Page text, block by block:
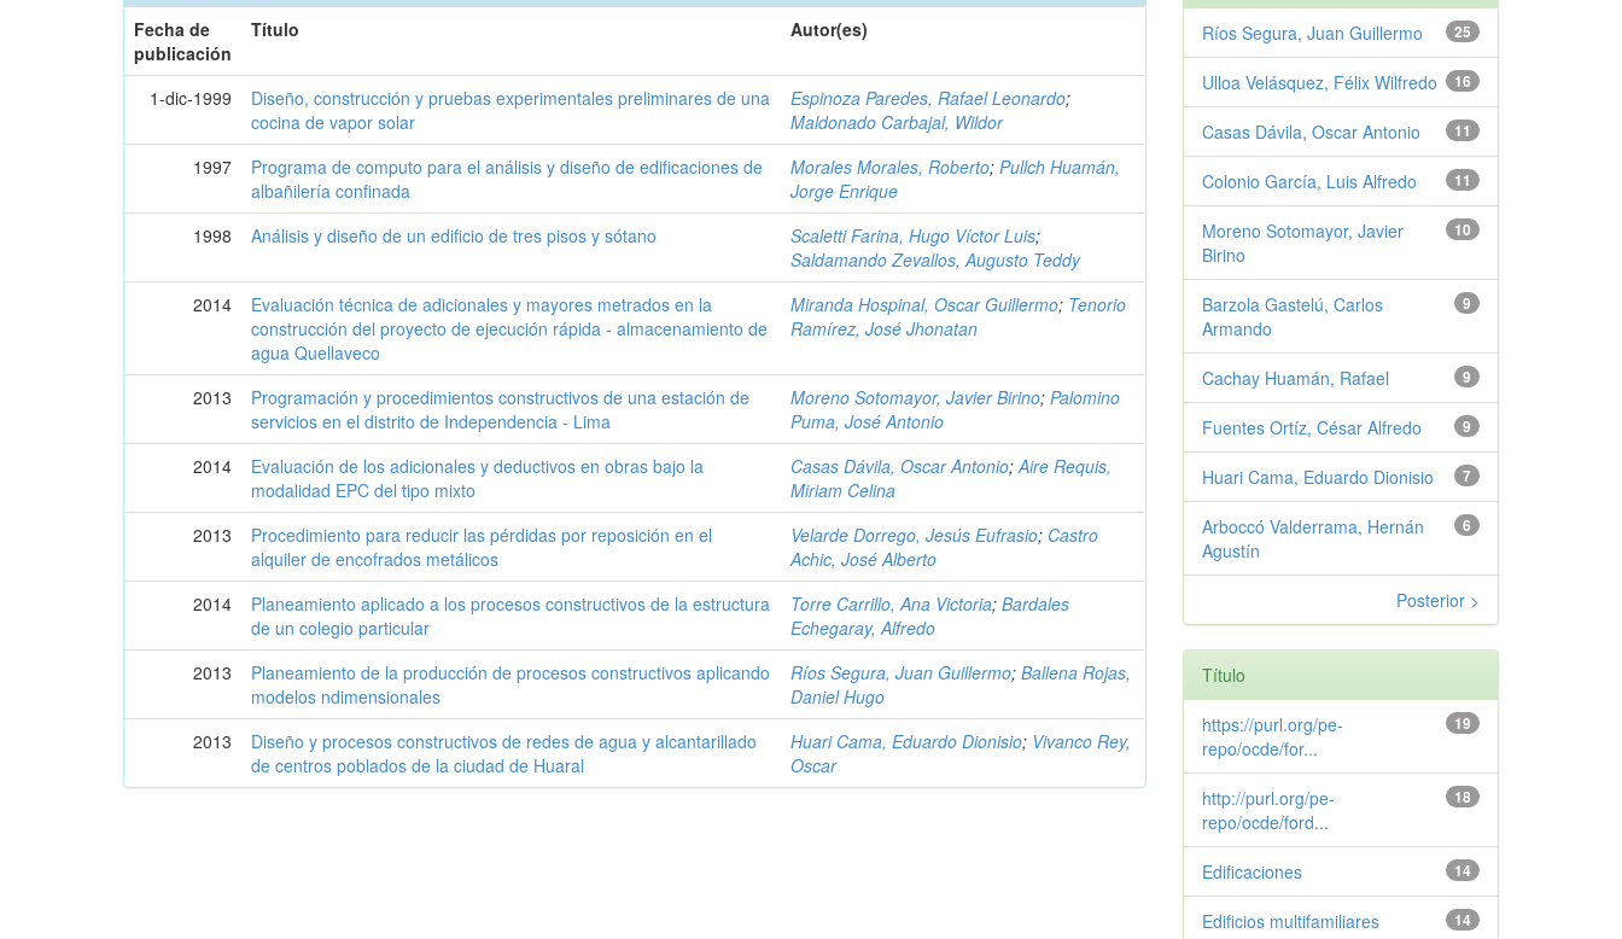
Fecha de
publicación
Título Autor(es)
1-dic-1999
Diseño, construcción y pruebas experimentales preliminares de una
cocina de vapor solar
Espinoza Paredes, Rafael Leonardo;
Maldonado Carbajal, Wildor
1997
Programa de computo para el análisis y diseño de edificaciones de
albañilería confinada
Morales Morales, Roberto;Pullch Huamán,
Jorge Enrique
1998
Análisis y diseño de un edificio de tres pisos y sótano Scaletti Farina, Hugo Víctor Luis;
Saldamando Zevallos, Augusto Teddy
2014
Evaluación técnica de adicionales y mayores metrados en la
construcción del proyecto de ejecución rápida - almacenamiento de
agua Quellaveco
Miranda Hospinal, Oscar Guillermo; Tenorio
Ramírez, José Jhonatan
2013
Programación y procedimientos constructivos de una estación de
servicios en el distrito de Independencia - Lima
Moreno Sotomayor, Javier Birino;Palomino
Puma, José Antonio
2014
Evaluación de los adicionales y deductivos en obras bajo la
modalidad EPC del tipo mixto
Casas Dávila, Oscar Antonio;Aire Requis,
Miriam Celina
2013
Procedimiento para reducir las pérdidas por reposición en el
alquiler de encofrados metálicos
Velarde Dorrego, Jesús Eufrasio; Castro
Achic, José Alberto
2014
Planeamiento aplicado a los procesos constructivos de la estructura
de un colegio particular
Torre Carrillo, Ana Victoria;Bardales
Echegaray, Alfredo
2013
Planeamiento de la producción de procesos constructivos aplicando
modelos ndimensionales
Ríos Segura, Juan Guillermo;Ballena Rojas,
Daniel Hugo
2013
Diseño y procesos constructivos de redes de agua y alcantarillado
de centros poblados de la ciudad de Huaral
Huari Cama, Eduardo Dionisio; Vivanco Rey,
Oscar
25
Ríos Segura, Juan Guillermo
16
Ulloa Velásquez, Félix Wilfredo
11
Casas Dávila, Oscar Antonio
11
Colonio García, Luis Alfredo
10
Moreno Sotomayor, Javier
Birino
9
Barzola Gastelú, Carlos
Armando
9
Cachay Huamán, Rafael
9
Fuentes Ortíz, César Alfredo
7
Huari Cama, Eduardo Dionisio
6
Arboccó Valderrama, Hernán
Agustín
Posterior >
Título
19
https://purl.org/pe-
repo/ocde/for...
18
http://purl.org/pe-
repo/ocde/ford...
14
Edificaciones
14
Edificios multifamiliares